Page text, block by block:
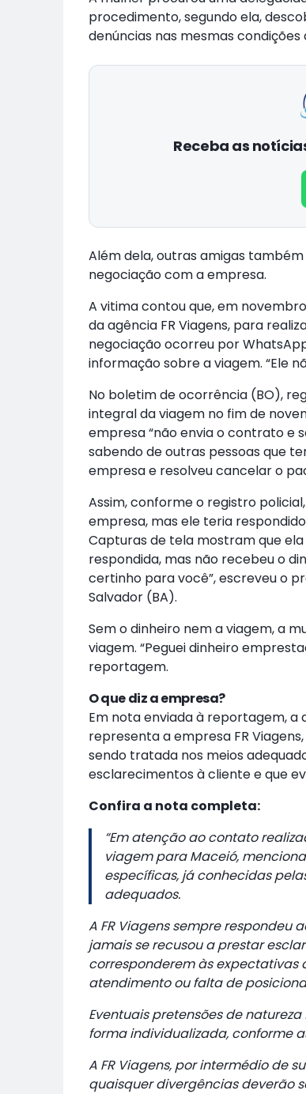
procedimento, segundo ela,
denúncias nas mesmas condições
Receba as
Além dela, outras amigas
negociação com a empresa.
A vitima contou que, em
da agência FR Viagens, para
negociação ocorreu por
informação sobre a viagem. “Ele
No boletim de ocorrência (BO),
integral da viagem no fim de
empresa “não envia o contrato e
sabendo de outras pessoas que
empresa e resolveu cancelar o
Assim, conforme o registro
empresa, mas ele teria
Capturas de tela mostram que
respondida, mas não recebeu o
certinho para você”, escreveu o
Salvador (BA).
Sem o dinheiro nem a viagem, a
viagem. “Peguei dinheiro
reportagem.
O que diz a empresa?
Em nota enviada à reportagem, a
representa a empresa FR
sendo tratada nos meios
esclarecimentos à cliente e que
Confira a nota completa:
“Em atenção ao contato
viagem para Maceió,
específicas, já conhecidas
adequados.
A FR Viagens sempre respondeu
jamais se recusou a prestar
corresponderem às expectativas
atendimento ou falta de
Eventuais pretensões de
forma individualizada, conforme
A FR Viagens, por intermédio de
quaisquer divergências deverão